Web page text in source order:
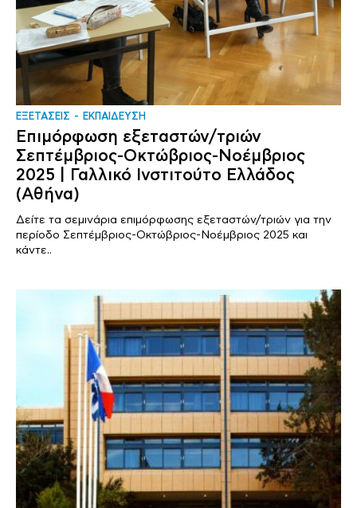
ΕΞΕΤΑΣΕΙΣ ΕΚΠΑΙΔΕΥΣΗ
Επιμόρφωση εξεταστών/τριών
Σεπτέμβριος-Οκτώβριος-Νοέμβριος
2025 | Γαλλικό Ινστιτούτο Ελλάδος
(Αθήνα)
Δείτε τα σεμινάρια επιμόρφωσης εξεταστών/τριών για την
περίοδο Σεπτέμβριος-Οκτώβριος-Νοέμβριος 2025 και
κάντε..